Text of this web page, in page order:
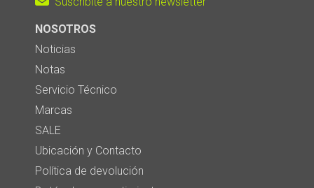
NOSOTROS
Noticias
Notas
Servicio Técnico
Marcas
SALE
Ubicación y Contacto
Política de devolución